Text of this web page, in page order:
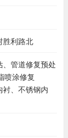
胜利路北
管道修复预处
喷涂修复
、不锈钢内